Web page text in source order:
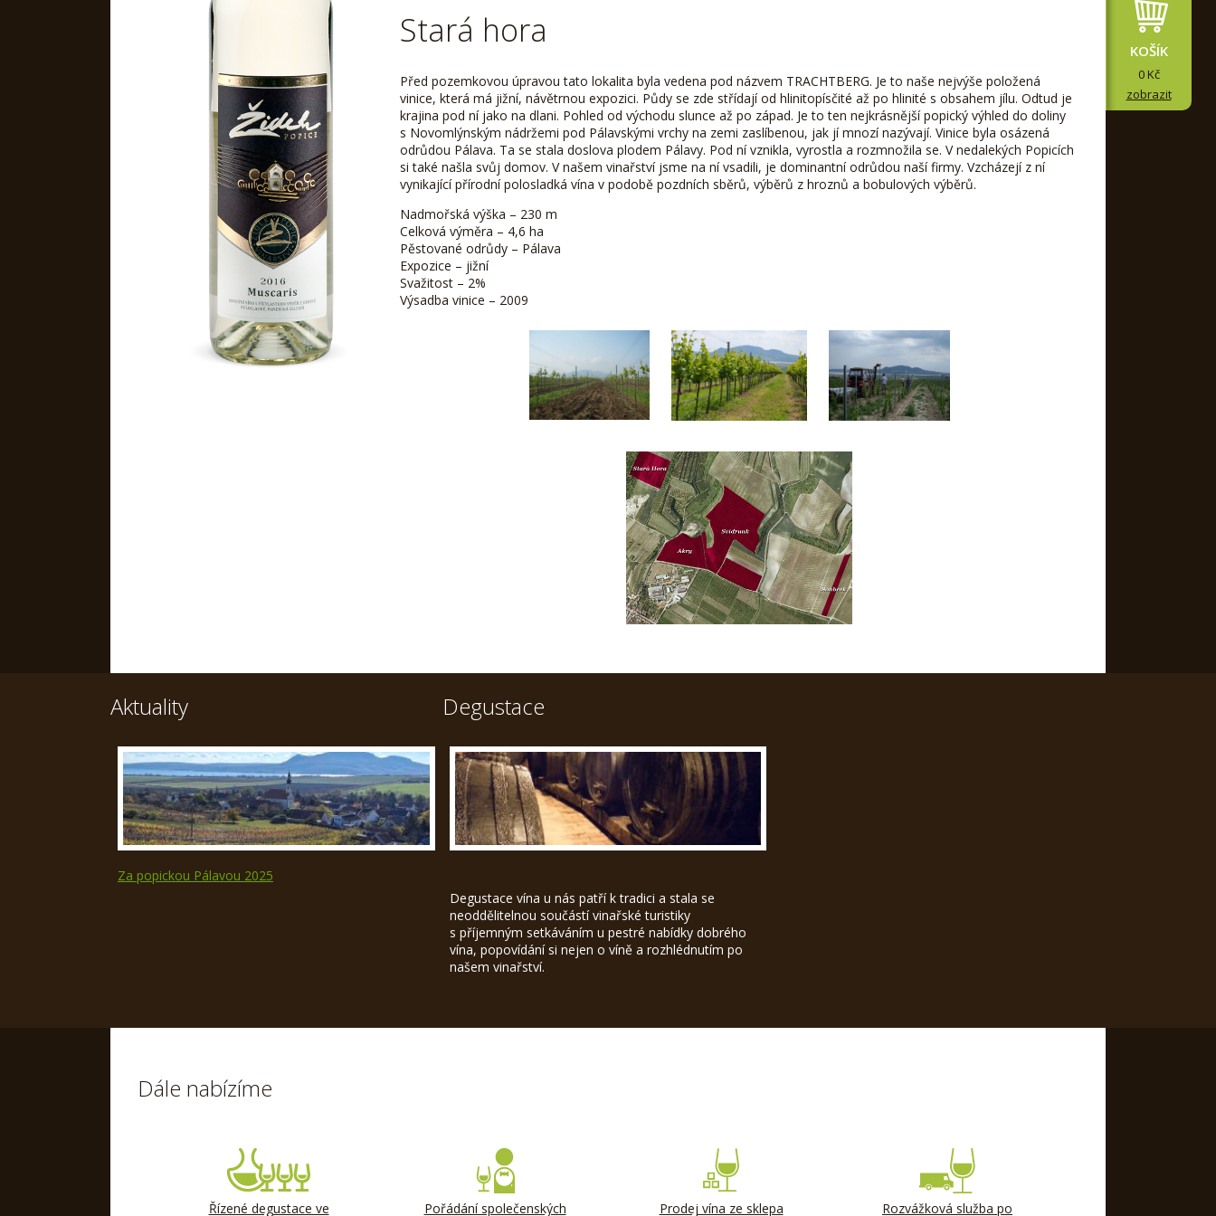
Stará hora
Před pozemkovou úpravou tato lokalita byla vedena pod názvem TRACHTBERG. Je to naše nejvýše položená
vinice, která má jižní, návětrnou expozici. Půdy se zde střídají od hlinitopísčité až po hlinité s obsahem jílu. Odtud je
krajina pod ní jako na dlani. Pohled od východu slunce až po západ. Je to ten nejkrásnější popický výhled do doliny
s Novomlýnským nádržemi pod Pálavskými vrchy na zemi zaslíbenou, jak jí mnozí nazývají. Vinice byla osázená
odrůdou Pálava. Ta se stala doslova plodem Pálavy. Pod ní vznikla, vyrostla a rozmnožila se. V nedalekých Popicích
si také našla svůj domov. V našem vinařství jsme na ní vsadili, je dominantní odrůdou naší firmy. Vzcházejí z ní
vynikající přírodní polosladká vína v podobě pozdních sběrů, výběrů z hroznů a bobulových výběrů.
Nadmořská výška – 230 m
Celková výměra – 4,6 ha
Pěstované odrůdy – Pálava
Expozice – jižní
Svažitost – 2%
Výsadba vinice – 2009
KOŠÍK
0 Kč
zobrazit
Aktuality
Za popickou Pálavou 2025
Degustace
Degustace vína u nás patří k tradici a stala se
neoddělitelnou součástí vinařské turistiky
s příjemným setkáváním u pestré nabídky dobrého
vína, popovídání si nejen o víně a rozhlédnutím po
našem vinařství.
Dále nabízíme
Řízené degustace ve Pořádání společenských Prodej vína ze sklepa Rozvážková služba po